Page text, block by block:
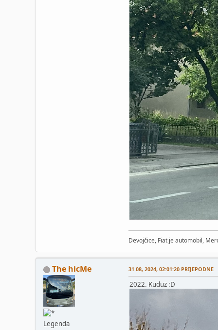
Devojčice, Fiat je automobil,
The hicMe
Legenda
31 08, 2024, 02:01:20 PRIJEPODNE
2022. Kuduz :D